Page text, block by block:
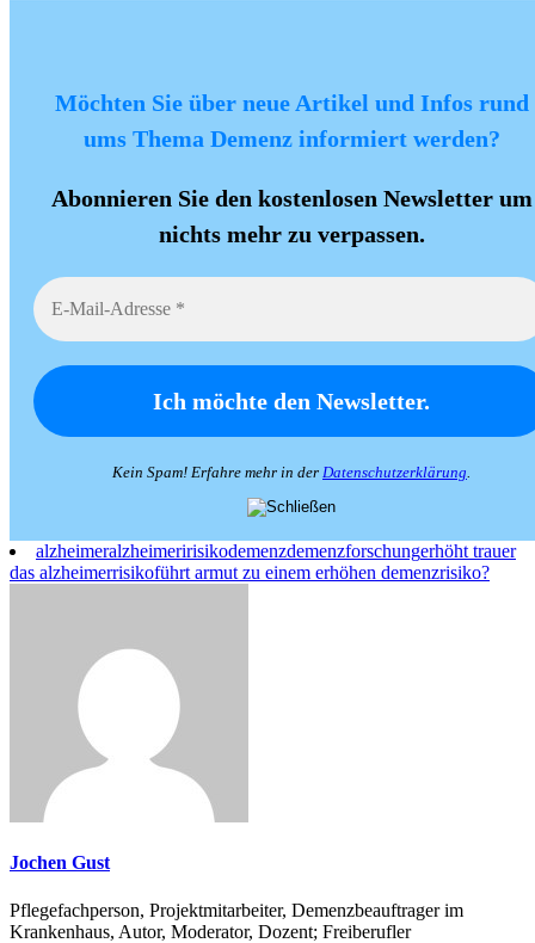
Möchten Sie über neue Artikel und Infos rund
ums Thema Demenz informiert werden?
Abonnieren Sie den kostenlosen Newsletter um
nichts mehr zu verpassen.
Kein Spam! Erfahre mehr in der Datenschutzerklärung.
alzheimeralzheimeririsikodemenzdemenzforschungerhöht trauer
das alzheimerrisikoführt armut zu einem erhöhen demenzrisiko?
Jochen Gust
Pflegefachperson, Projektmitarbeiter, Demenzbeauftrager im
Krankenhaus, Autor, Moderator, Dozent; Freiberufler